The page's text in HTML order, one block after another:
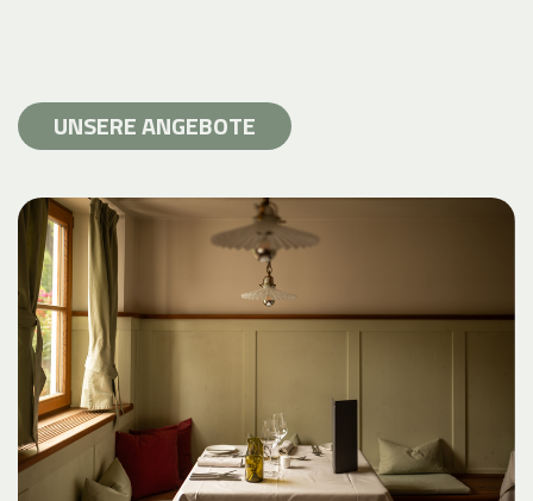
UNSERE ANGEBOTE